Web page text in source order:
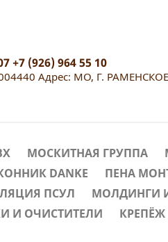
+7 (926) 964 55 10
Адрес: МО, Г.
МОСКИТНАЯ ГРУППА
DANKE ПЕНА
ПСУЛ
МОЛДИНГИ
И ОЧИСТИТЕЛИ